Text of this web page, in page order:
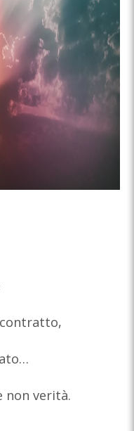
non verità.